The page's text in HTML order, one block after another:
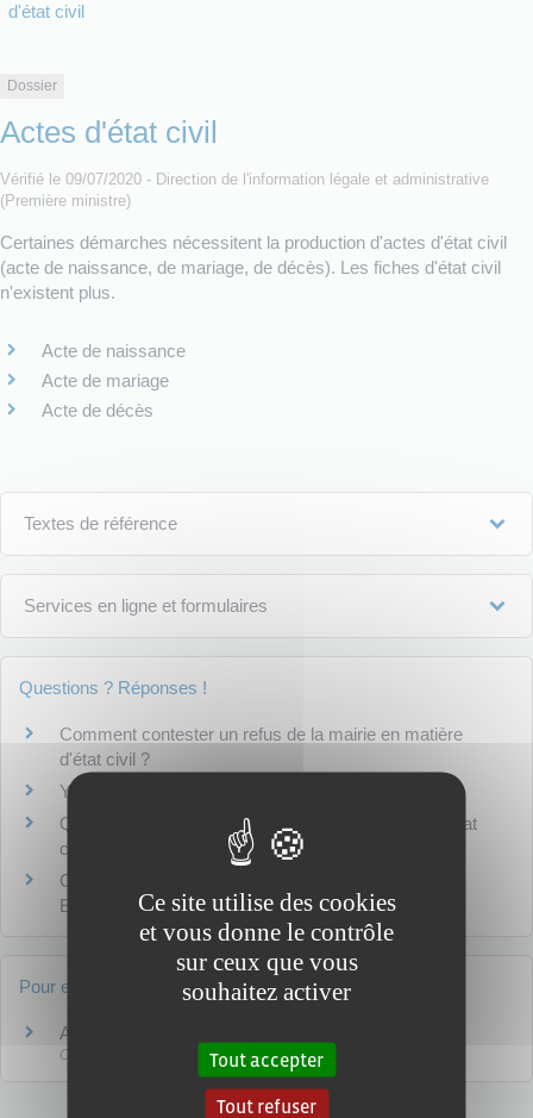
d'état civil
Dossier
Actes d'état civil
Vérifié le 09/07/2020 - Direction de l'information légale et administrative
(Première ministre)
Certaines démarches nécessitent la production d'actes d'état civil
(acte de naissance, de mariage, de décès). Les fiches d'état civil
n'existent plus.
Acte de naissance
Acte de mariage
Acte de décès
Textes de référence
Services en ligne et formulaires
Questions ? Réponses !
Comment contester un refus de la mairie en matière
d'état civil ?
Y a-t-il une durée de validité d'un acte d'état civil ?
Qu'est-ce qu'une mention marginale sur un acte d'état
civil ?
Comment utiliser un acte d'état civil français en
Europe ?
Pour en savoir plus
Archives publiques
Commission d'accès aux documents administratifs (Cada)
Ce site utilise des cookies
et vous donne le contrôle
sur ceux que vous
souhaitez activer
Tout accepter
Tout refuser